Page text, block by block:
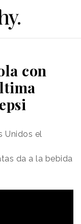
con
Unidos el
da a la bebida